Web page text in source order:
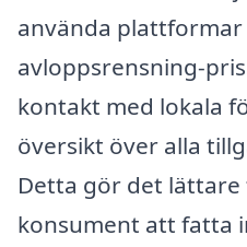
använda plattformar
avloppsrensning-
kontakt med lokala
översikt över alla
Detta gör det lättare
konsument att fatta